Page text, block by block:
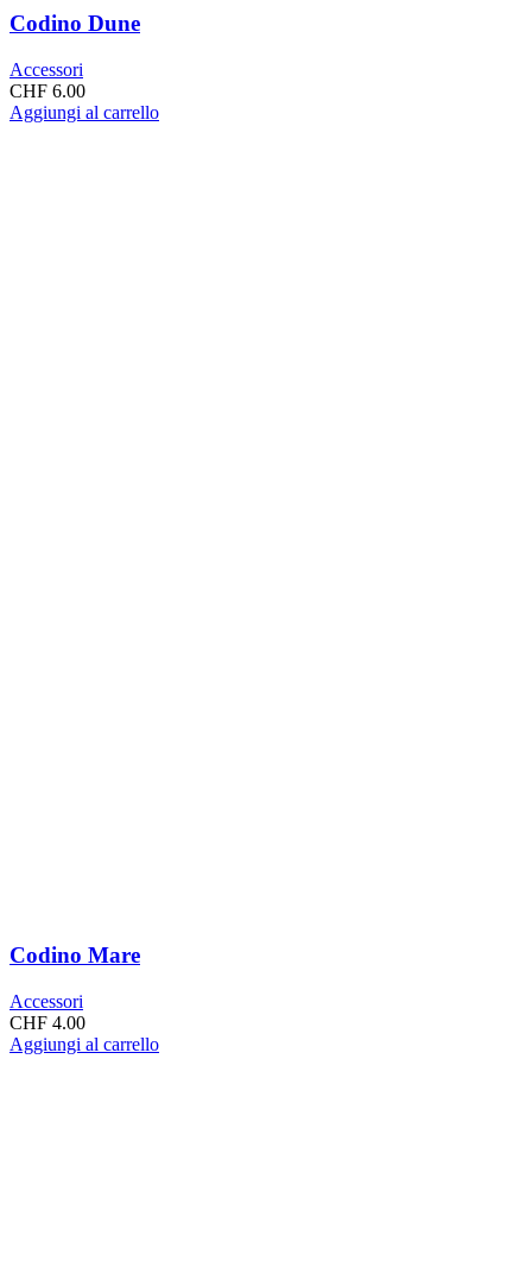
Codino Dune
Accessori
CHF 6.00
Aggiungi al carrello
Codino Mare
Accessori
CHF 4.00
Aggiungi al carrello